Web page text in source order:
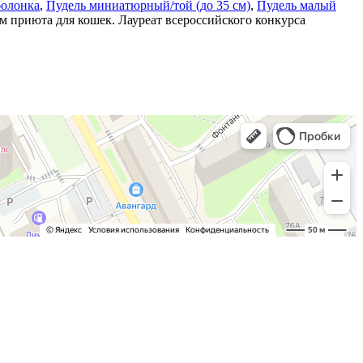
, Пудель миниатюрный/той (до 35 см), Пудель малый
приюта для кошек. Лауреат всероссийского конкурса